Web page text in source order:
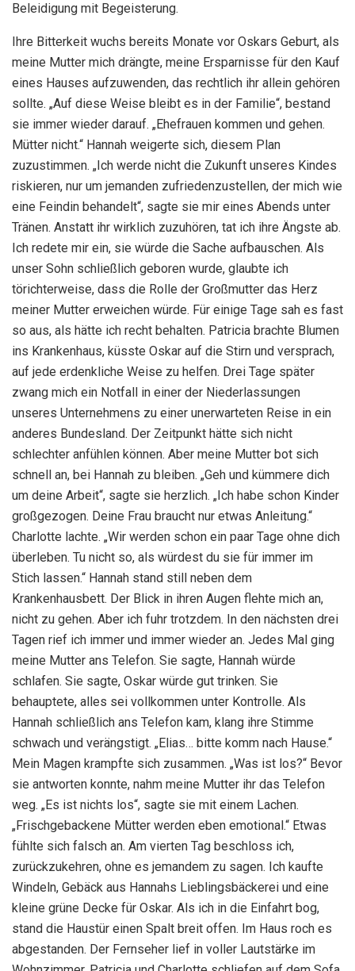
Beleidigung mit Begeisterung.
Ihre Bitterkeit wuchs bereits Monate vor Oskars Geburt, als
meine Mutter mich drängte, meine Ersparnisse für den Kauf
eines Hauses aufzuwenden, das rechtlich ihr allein gehören
sollte. „Auf diese Weise bleibt es in der Familie“, bestand
sie immer wieder darauf. „Ehefrauen kommen und gehen.
Mütter nicht.“ Hannah weigerte sich, diesem Plan
zuzustimmen. „Ich werde nicht die Zukunft unseres Kindes
riskieren, nur um jemanden zufriedenzustellen, der mich wie
eine Feindin behandelt“, sagte sie mir eines Abends unter
Tränen. Anstatt ihr wirklich zuzuhören, tat ich ihre Ängste ab.
Ich redete mir ein, sie würde die Sache aufbauschen. Als
unser Sohn schließlich geboren wurde, glaubte ich
törichterweise, dass die Rolle der Großmutter das Herz
meiner Mutter erweichen würde. Für einige Tage sah es fast
so aus, als hätte ich recht behalten. Patricia brachte Blumen
ins Krankenhaus, küsste Oskar auf die Stirn und versprach,
auf jede erdenkliche Weise zu helfen. Drei Tage später
zwang mich ein Notfall in einer der Niederlassungen
unseres Unternehmens zu einer unerwarteten Reise in ein
anderes Bundesland. Der Zeitpunkt hätte sich nicht
schlechter anfühlen können. Aber meine Mutter bot sich
schnell an, bei Hannah zu bleiben. „Geh und kümmere dich
um deine Arbeit“, sagte sie herzlich. „Ich habe schon Kinder
großgezogen. Deine Frau braucht nur etwas Anleitung.“
Charlotte lachte. „Wir werden schon ein paar Tage ohne dich
überleben. Tu nicht so, als würdest du sie für immer im
Stich lassen.“ Hannah stand still neben dem
Krankenhausbett. Der Blick in ihren Augen flehte mich an,
nicht zu gehen. Aber ich fuhr trotzdem. In den nächsten drei
Tagen rief ich immer und immer wieder an. Jedes Mal ging
meine Mutter ans Telefon. Sie sagte, Hannah würde
schlafen. Sie sagte, Oskar würde gut trinken. Sie
behauptete, alles sei vollkommen unter Kontrolle. Als
Hannah schließlich ans Telefon kam, klang ihre Stimme
schwach und verängstigt. „Elias… bitte komm nach Hause.“
Mein Magen krampfte sich zusammen. „Was ist los?“ Bevor
sie antworten konnte, nahm meine Mutter ihr das Telefon
weg. „Es ist nichts los“, sagte sie mit einem Lachen.
„Frischgebackene Mütter werden eben emotional.“ Etwas
fühlte sich falsch an. Am vierten Tag beschloss ich,
zurückzukehren, ohne es jemandem zu sagen. Ich kaufte
Windeln, Gebäck aus Hannahs Lieblingsbäckerei und eine
kleine grüne Decke für Oskar. Als ich in die Einfahrt bog,
stand die Haustür einen Spalt breit offen. Im Haus roch es
abgestanden. Der Fernseher lief in voller Lautstärke im